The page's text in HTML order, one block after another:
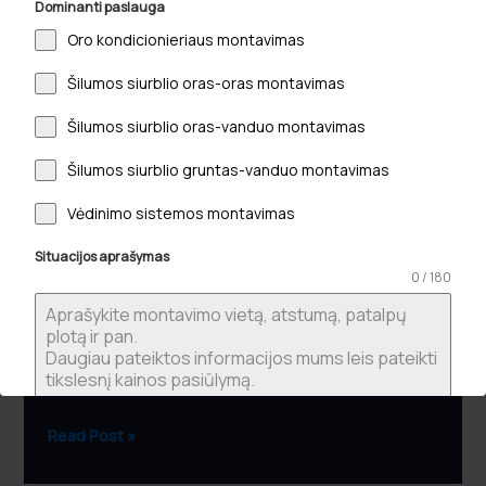
Dominanti paslauga
Oro kondicionieriaus montavimas
Šilumos siurblio oras-oras montavimas
Šilumos siurblio oras-vanduo montavimas
Šilumos siurblio gruntas-vanduo montavimas
Vėdinimo sistemos montavimas
Situacijos aprašymas
0 / 180
pasiekti maksimalų efektyvumą 2026 m.?
2026-06-27
Šilumos siurblys be tinkamo „proto“ tėra tik brangus
elektrinis katilas, kuris be profesionalios priežiūros
gali tapti ne taupymo įrankiu, o…
valdymo
automatika:
Kaip
pasiekti
maksimalų
2026
m.?
Read Post »